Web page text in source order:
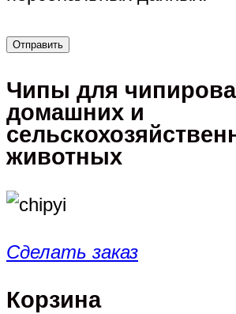
Чипы для
домашних и
животных
Сделать заказ
Корзина